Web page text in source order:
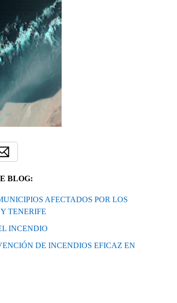
BLOG:
AFECTADOS POR LOS
TENERIFE
INCENDIO
DE INCENDIOS EFICAZ EN